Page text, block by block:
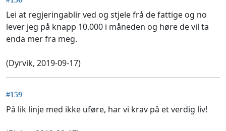
Lei at regjeringablir ved og stjele frå de fattige og no
lever jeg på knapp 10.000 i måneden og høre de vil ta
enda mer fra meg.
(Dyrvik, 2019-09-17)
#159
På lik linje med ikke uføre, har vi krav på et verdig liv!